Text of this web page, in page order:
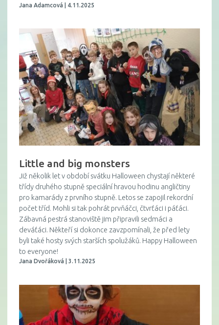
Jana Adamcová | 4.11.2025
Little and big monsters
Již několik let v období svátku Halloween chystají některé
třídy druhého stupně speciální hravou hodinu angličtiny
pro kamarády z prvního stupně. Letos se zapojil rekordní
počet tříd. Mohli si tak pohrát prvňáčci, čtvrťáci i páťáci.
Zábavná pestrá stanoviště jim připravili sedmáci a
deváťáci. Někteří si dokonce zavzpomínali, že před lety
byli také hosty svých starších spolužáků. Happy Halloween
to everyone!
Jana Dvořáková | 3.11.2025